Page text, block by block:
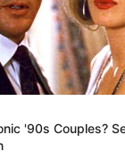
active las
'90s Couples?